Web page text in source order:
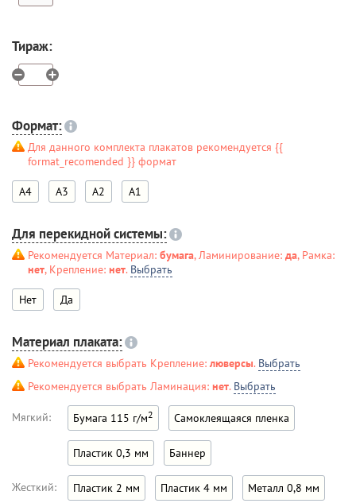
Тираж:
Формат:
Для данного комплекта плакатов рекомендуется {{
format_recomended }} формат
A4 A3 A2 A1
Для перекидной системы:
Рекомендуется Материал: бумага, Ламинирование: да, Рамка:
нет, Крепление: нет. Выбрать
Нет Да
Материал плаката:
Рекомендуется выбрать Крепление:люверсы. Выбрать
Рекомендуется выбрать Ламинация: нет. Выбрать
Мягкий: Бумага 115 г/м2 Самоклеящаяся пленка
Пластик 0,3 мм Баннер
Жесткий: Пластик 2 мм Пластик 4 мм Металл 0,8 мм